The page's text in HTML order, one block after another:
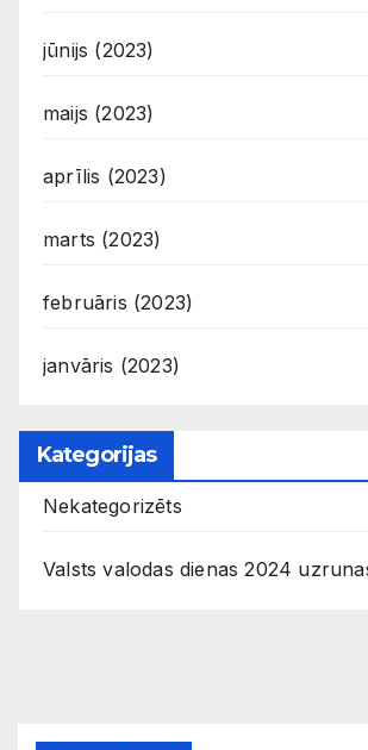
jūnijs (2023)
maijs (2023)
aprīlis (2023)
marts (2023)
februāris (2023)
janvāris (2023)
Kategorijas
Nekategorizēts
Valsts valodas dienas 2024